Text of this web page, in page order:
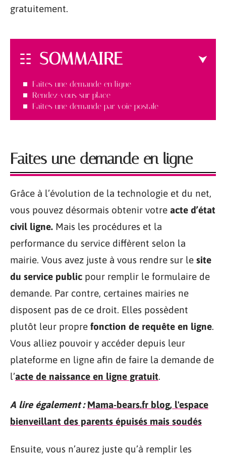
gratuitement.
SOMMAIRE
Faites une demande en ligne
Rendez-vous sur place
Faites une demande par voie postale
Faites une demande en ligne
Grâce à l’évolution de la technologie et du net,
vous pouvez désormais obtenir votre acte d’état
civil ligne. Mais les procédures et la
performance du service diffèrent selon la
mairie. Vous avez juste à vous rendre sur le site
du service public pour remplir le formulaire de
demande. Par contre, certaines mairies ne
disposent pas de ce droit. Elles possèdent
plutôt leur propre fonction de requête en ligne.
Vous alliez pouvoir y accéder depuis leur
plateforme en ligne afin de faire la demande de
l’acte de naissance en ligne gratuit.
A lire également : Mama-bears.fr blog, l'espace
bienveillant des parents épuisés mais soudés
Ensuite, vous n’aurez juste qu’à remplir les